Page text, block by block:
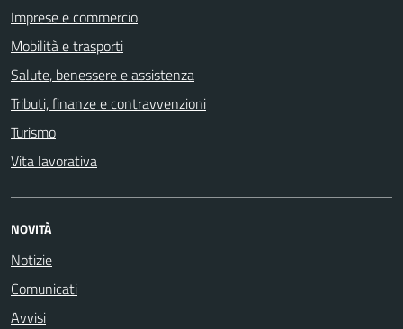
Imprese e commercio
Mobilità e trasporti
Salute, benessere e assistenza
Tributi, finanze e contravvenzioni
Turismo
Vita lavorativa
NOVITÀ
Notizie
Comunicati
Avvisi